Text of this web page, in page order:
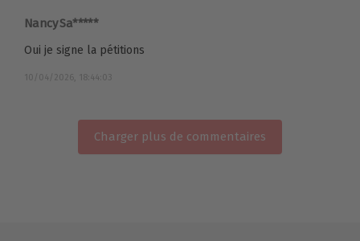
Nancy Sa*****
Oui je signe la pétitions
10/04/2026, 18:44:03
Charger plus de commentaires